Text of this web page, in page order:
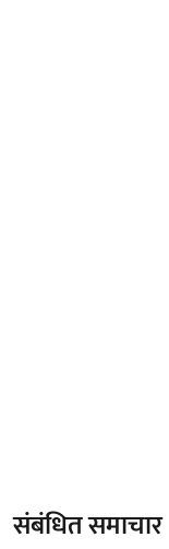
संबंधित समाचार